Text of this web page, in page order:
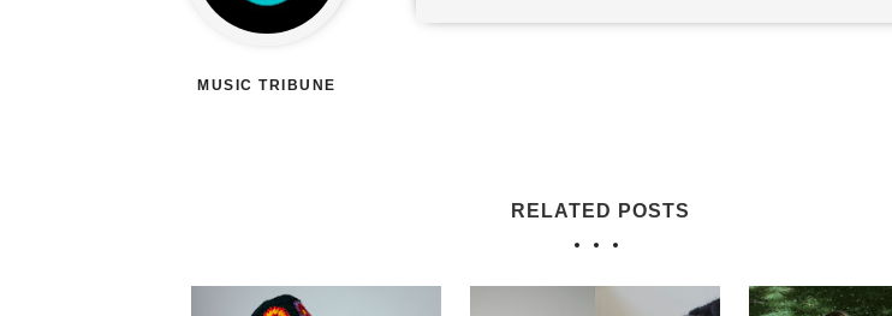
MUSIC TRIBUNE
RELATED POSTS